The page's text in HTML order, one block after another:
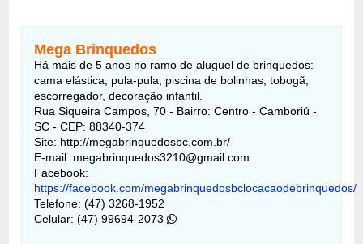
Mega Brinquedos
Há mais de 5 anos no ramo de aluguel de brinquedos:
cama elástica, pula-pula, piscina de bolinhas, tobogã,
escorregador, decoração infantil.
Rua Siqueira Campos, 70 - Bairro: Centro - Camboriú -
SC - CEP: 88340-374
Site: http://megabrinquedosbc.com.br/
E-mail: megabrinquedos3210@gmail.com
Facebook:
https://facebook.com/megabrinquedosbclocacaodebrinquedos/
Telefone: (47) 3268-1952
Celular: (47) 99694-2073